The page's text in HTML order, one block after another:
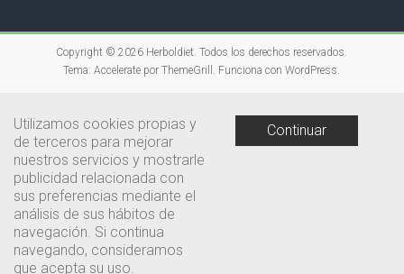
Copyright © 2026 Herboldiet . Todos los derechos reservados.
Tema:Accelerate por ThemeGrill. Funciona conWordPress
Utilizamos cookies propias y
de terceros para mejorar
nuestros servicios y mostrarle
publicidad relacionada con
sus preferencias mediante el
análisis de sus hábitos de
navegación. Si continua
navegando, consideramos
que acepta su uso.
Continuar